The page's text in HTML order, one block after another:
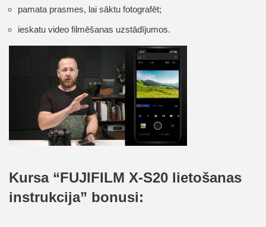
pamata prasmes, lai sāktu fotografēt;
ieskatu video filmēšanas uzstādījumos.
Kursa “FUJIFILM X-S20 lietošanas
instrukcija” bonusi: